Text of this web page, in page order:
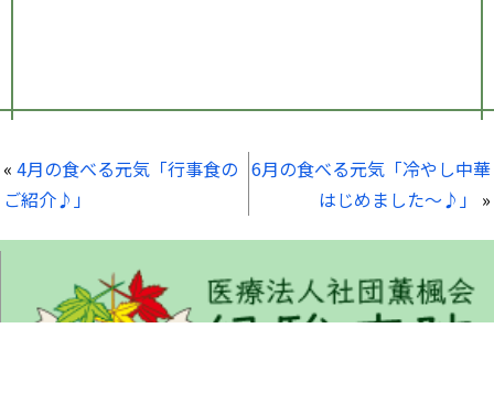
« 4月の食べる元気「行事食の
ご紹介♪」
6月の食べる元気「冷やし中華
はじめました～♪」
»